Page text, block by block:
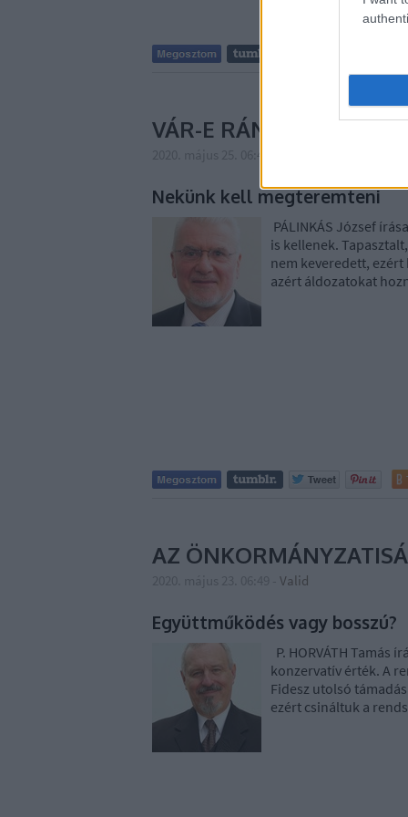
VÁR-E RÁNK ÚJ VILÁG?
Nekünk kell megteremteni
PÁLINKÁS József
is kellenek.
nem keveredett,
azért áldozatokat
AZ
Valid
Együttműködés vagy bosszú?
P. HORVÁTH
konzervatív érték. A
Fidesz utolsó
ezért csináltuk a